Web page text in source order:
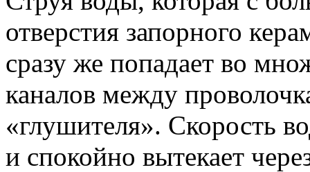
отверстия запорного
сразу же попадает во
каналов между
«глушителя». Скорость
и спокойно вытекает